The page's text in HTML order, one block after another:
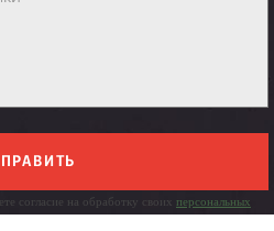
согласие на обработку своих персональных